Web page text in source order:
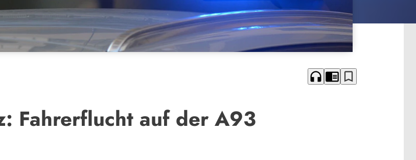
headphones chrome_reader_mode bookmark_border
Fahrerflucht auf der A93